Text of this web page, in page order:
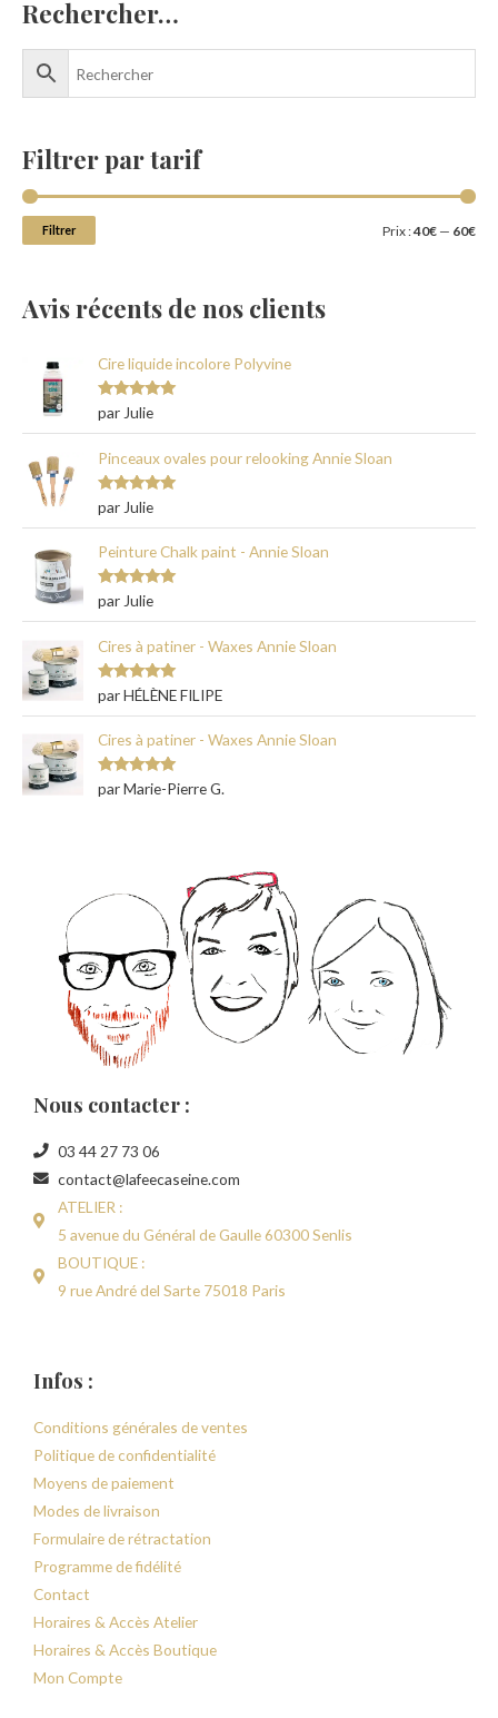
Rechercher…
Filtrer par tarif
Filtrer Prix :40€ — 60€
Avis récents de nos clients
Cire liquide incolore Polyvine
Note 5sur
5
par Julie
Pinceaux ovales pour relooking Annie Sloan
Note 5sur
5
par Julie
Peinture Chalk paint - Annie Sloan
Note 5sur
5
par Julie
Cires à patiner - Waxes Annie Sloan
Note5sur
5
par HÉLÈNE FILIPE
Cires à patiner - Waxes Annie Sloan
Note5sur
5
par Marie-Pierre G.
Nous contacter :
03 44 27 73 06
contact@lafeecaseine.com
ATELIER :
5 avenue du Général de Gaulle 60300 Senlis
BOUTIQUE :
9 rue André del Sarte 75018 Paris
Infos :
Conditions générales de ventes
Politique de confidentialité
Moyens de paiement
Modes de livraison
Formulaire de rétractation
Programme de fidélité
Contact
Horaires & Accès Atelier
Horaires & Accès Boutique
Mon Compte